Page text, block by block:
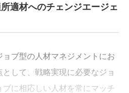
適材へのチェンジエージェ
ブ型の人材マネジメントにお
して、戦略実現に必要なジョ
に相応しい人材を常にマッチ